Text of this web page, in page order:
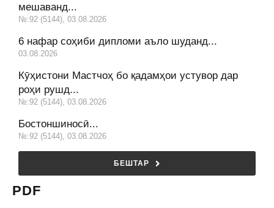
мешаванд...
№:92 (5144), 03.08.2026
6 нафар соҳиби дипломи аъло шуданд...
03.08.2026
Кӯҳистони Мастчоҳ бо қадамҳои устувор дар
роҳи рушд...
№:92 (5144), 03.08.2026
Бостоншиносӣ...
№:92 (5144), 03.08.2026
БЕШТАР
PDF